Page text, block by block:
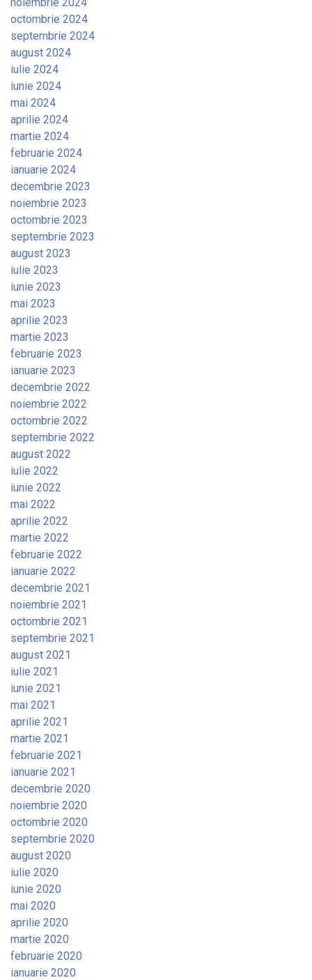
octombrie 2024
septembrie 2024
august 2024
iulie 2024
iunie 2024
mai 2024
aprilie 2024
martie 2024
februarie 2024
ianuarie 2024
decembrie 2023
noiembrie 2023
octombrie 2023
septembrie 2023
august 2023
iulie 2023
iunie 2023
mai 2023
aprilie 2023
martie 2023
februarie 2023
ianuarie 2023
decembrie 2022
noiembrie 2022
octombrie 2022
septembrie 2022
august 2022
iulie 2022
iunie 2022
mai 2022
aprilie 2022
martie 2022
februarie 2022
ianuarie 2022
decembrie 2021
noiembrie 2021
octombrie 2021
septembrie 2021
august 2021
iulie 2021
iunie 2021
mai 2021
aprilie 2021
martie 2021
februarie 2021
ianuarie 2021
decembrie 2020
noiembrie 2020
octombrie 2020
septembrie 2020
august 2020
iulie 2020
iunie 2020
mai 2020
aprilie 2020
martie 2020
februarie 2020
ianuarie 2020